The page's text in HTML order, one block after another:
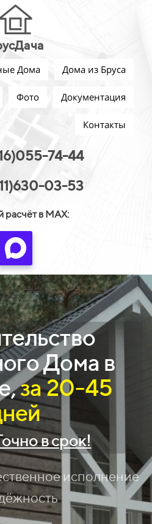
Дома Дома из Бруса
Фото Документация
Контакты
74-44
03-53
расчёт в MAX:
Дома в
за 20-45
в срок!
исполнение